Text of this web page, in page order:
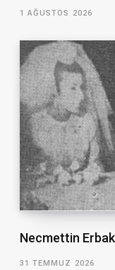
1 AĞUSTOS 2026
Necmettin
31 TEMMUZ 2026